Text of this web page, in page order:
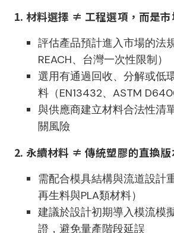
1. 材料選擇 ≠ 工程選項，而是市
評估產品預計進入市場的法
REACH、台灣一次性限制）
選用有通過回收、分解或低
料（EN13432、ASTM
與供應商建立材料合法性清
關風險
2. 永續材料 ≠ 傳統塑膠的直換版
需配合模具結構與流道設計
再生料與PLA類材料）
建議於設計初期導入模流模
證，避免量產階段延誤